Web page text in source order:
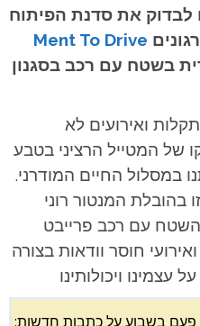
לבדוק את סדנת הפיתוח
Ment To Drive
בשטח עם רכב בסגנון
ואירועים לא
של המטייל הרציני בטבע
החיים המודרני.
בהובלת המנטור רוני
עם רכב פרייבט
חוסר וודאות בצורה
עצמינו ויכולותינו
פעם בשבוע על כתבות חדשות: